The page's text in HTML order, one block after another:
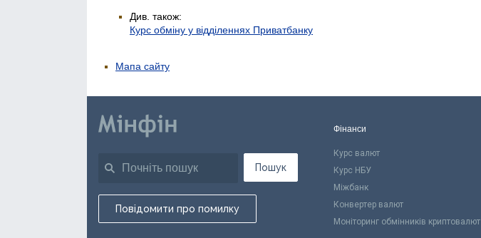
Див. також:
Курс обміну у відділеннях Приватбанку
Мапа сайту
Пошук
Повідомити про помилку
Фінанси
Курс валют
Курс НБУ
Міжбанк
Конвертер валют
Моніторинг обмінників криптовалют